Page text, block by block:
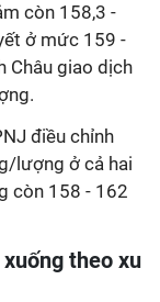
còn 158,3 -
ở mức 159 -
Châu giao dịch
điều chỉnh
lượng ở cả hai
còn 158 - 162
theo xu